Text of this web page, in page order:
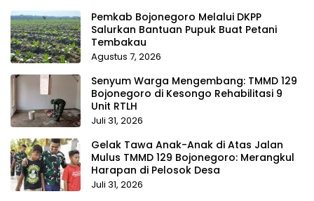
Pemkab Bojonegoro Melalui DKPP
Salurkan Bantuan Pupuk Buat Petani
Tembakau
Agustus 7, 2026
Senyum Warga Mengembang: TMMD 129
Bojonegoro di Kesongo Rehabilitasi 9
Unit RTLH
Juli 31, 2026
Gelak Tawa Anak-Anak di Atas Jalan
Mulus TMMD 129 Bojonegoro: Merangkul
Harapan di Pelosok Desa
Juli 31, 2026